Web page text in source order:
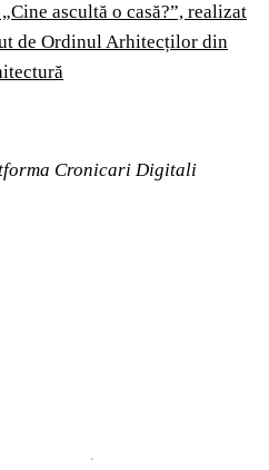
ascultă o casă?”, realizat
de Ordinul Arhitecților din
Cronicari Digitali